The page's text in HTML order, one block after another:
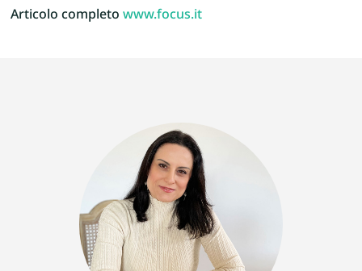
Articolo completowww.focus.it